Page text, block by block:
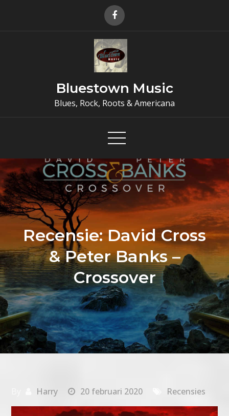
Bluestown Music
Blues, Rock, Roots & Americana
Recensie: David Cross
& Peter Banks –
Crossover
Harry 20 februari 2020 Recensies